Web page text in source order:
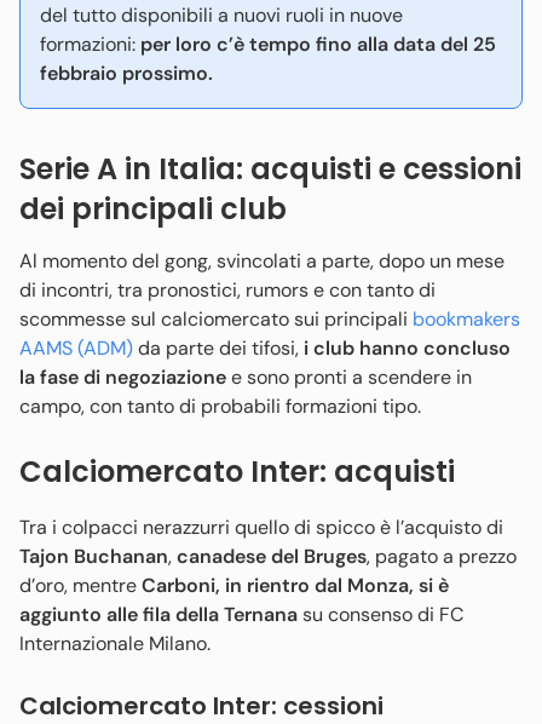
del tutto disponibili a nuovi ruoli in nuove
formazioni: per loro c’è tempo fino alla data del 25
febbraio prossimo.
Serie A in Italia: acquisti e cessioni
dei principali club
Al momento del gong, svincolati a parte, dopo un mese
di incontri, tra pronostici, rumors e con tanto di
scommesse sul calciomercato sui principali bookmakers
AAMS (ADM)da parte dei tifosi, i club hanno concluso
la fase di negoziazionee sono pronti a scendere in
campo, con tanto di probabili formazioni tipo.
Calciomercato Inter: acquisti
Tra i colpacci nerazzurri quello di spicco è l’acquisto di
Tajon Buchanan,canadese del Bruges, pagato a prezzo
d’oro, mentreCarboni, in rientro dal Monza, si è
aggiunto alle fila della Ternanasu consenso di FC
Internazionale Milano.
Calciomercato Inter: cessioni